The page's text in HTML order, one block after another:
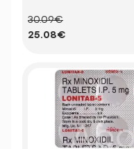
30.09€
25.08€